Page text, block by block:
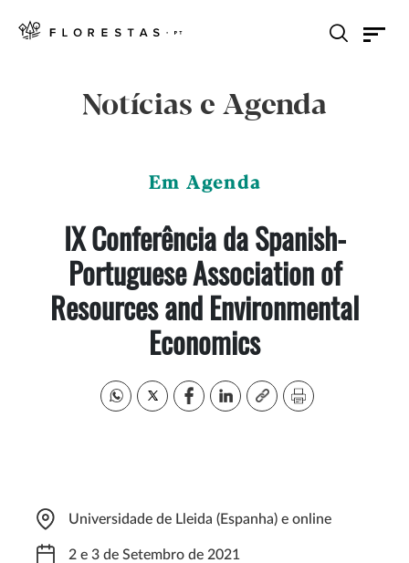
Notícias e Agenda
Em Agenda
IX Conferência da Spanish-
Portuguese Association of
Resources and Environmental
Economics
Universidade de Lleida (Espanha) e online
2 e 3 de Setembro de 2021